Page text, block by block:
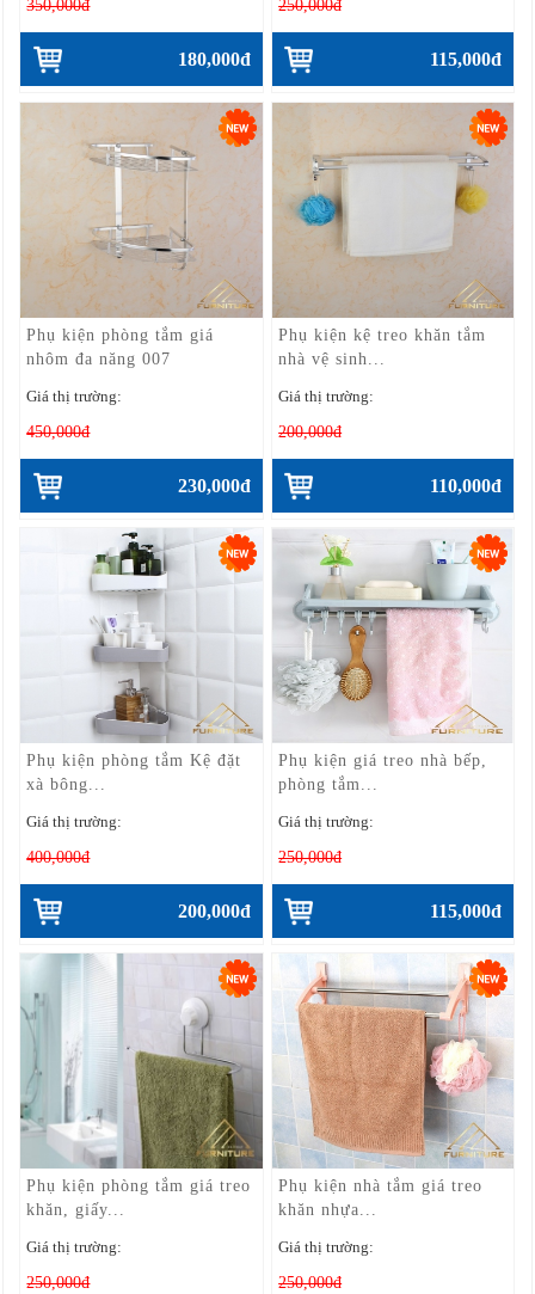
350,000đ
180,000đ
250,000đ
115,000đ
Phụ kiện phòng tắm giá
nhôm đa năng 007
Giá thị trường:
450,000đ
230,000đ
Phụ kiện kệ treo khăn tắm
nhà vệ sinh...
Giá thị trường:
200,000đ
110,000đ
Phụ kiện phòng tắm Kệ đặt
xà bông...
Giá thị trường:
400,000đ
200,000đ
Phụ kiện giá treo nhà bếp,
phòng tắm...
Giá thị trường:
250,000đ
115,000đ
Phụ kiện phòng tắm giá treo
khăn, giấy...
Giá thị trường:
250,000đ
Phụ kiện nhà tắm giá treo
khăn nhựa...
Giá thị trường:
250,000đ